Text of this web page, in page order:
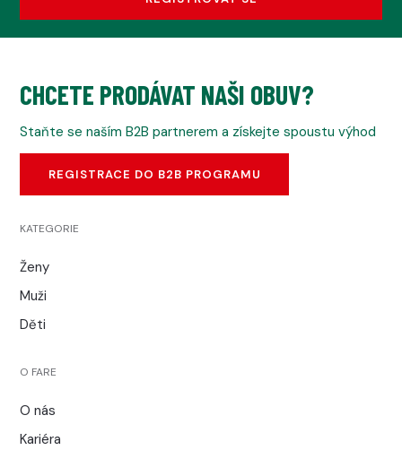
CHCETE PRODÁVAT NAŠI OBUV?
Staňte se naším B2B partnerem a získejte spoustu výhod
REGISTRACE DO B2B PROGRAMU
KATEGORIE
Ženy
Muži
Děti
O FARE
O nás
Kariéra